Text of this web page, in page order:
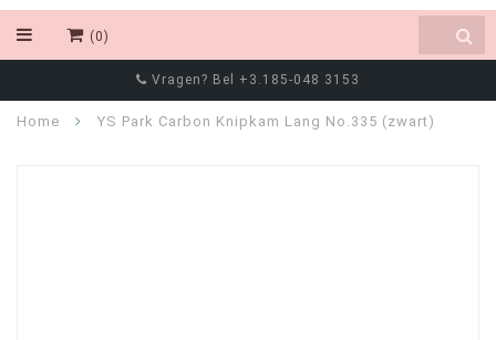
(0)
Vragen? Bel +3.185-048 3153
Home YS Park Carbon Knipkam Lang No.335 (zwart)